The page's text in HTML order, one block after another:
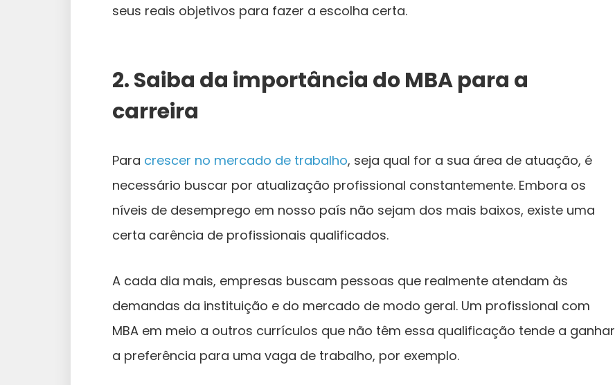
seus reais objetivos para fazer a escolha certa.
2. Saiba da importância do MBA para a
carreira
Para crescer no mercado de trabalho, seja qual for a sua área de atuação, é
necessário buscar por atualização profissional constantemente. Embora os
níveis de desemprego em nosso país não sejam dos mais baixos, existe uma
certa carência de profissionais qualificados.
A cada dia mais, empresas buscam pessoas que realmente atendam às
demandas da instituição e do mercado de modo geral. Um profissional com
MBA em meio a outros currículos que não têm essa qualificação tende a ganhar
a preferência para uma vaga de trabalho, por exemplo.